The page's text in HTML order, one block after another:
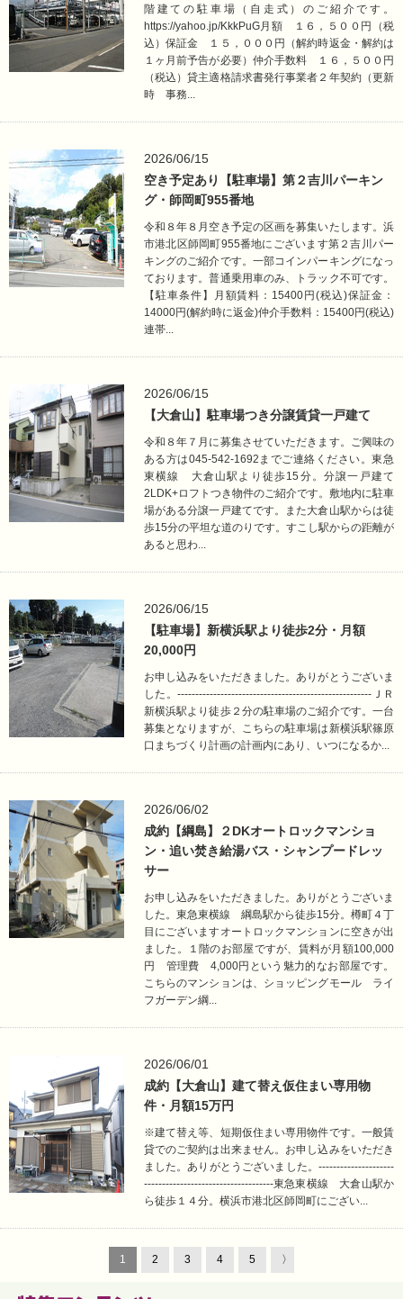
階建ての駐車場（自走式）のご紹介です。
https://yahoo.jp/KkkPuG月額 １６，５００円（税
込）保証金 １５，０００円（解約時返金・解約は
１ヶ月前予告が必要）仲介手数料 １６，５００円
（税込）貸主適格請求書発行事業者２年契約（更新
時 事務...
2026/06/15
空き予定あり【駐車場】第２吉川パーキン
グ・師岡町955番地
令和８年８月空き予定の区画を募集いたします。浜
市港北区師岡町955番地にございます第２吉川パー
キングのご紹介です。一部コインパーキングになっ
ております。普通乗用車のみ、トラック不可です。
【駐車条件】月額賃料：15400円(税込)保証金：
14000円(解約時に返金)仲介手数料：15400円(税込)
連帯...
2026/06/15
【大倉山】駐車場つき分譲賃貸一戸建て
令和８年７月に募集させていただきます。ご興味の
ある方は045-542-1692までご連絡ください。東急
東横線 大倉山駅より徒歩15分。分譲一戸建て
2LDK+ロフトつき物件のご紹介です。敷地内に駐車
場がある分譲一戸建てです。また大倉山駅からは徒
歩15分の平坦な道のりです。すこし駅からの距離が
あると思わ...
2026/06/15
【駐車場】新横浜駅より徒歩2分・月額
20,000円
お申し込みをいただきました。ありがとうございま
した。------------------------------------------------------ＪＲ
新横浜駅より徒歩２分の駐車場のご紹介です。一台
募集となりますが、こちらの駐車場は新横浜駅篠原
口まちづくり計画の計画内にあり、いつになるか...
2026/06/02
成約【綱島】２DKオートロックマンショ
ン・追い焚き給湯バス・シャンプードレッ
サー
お申し込みをいただきました。ありがとうございま
した。東急東横線 綱島駅から徒歩15分。樽町４丁
目にございますオートロックマンションに空きが出
ました。１階のお部屋ですが、賃料が月額100,000
円 管理費 4,000円という魅力的なお部屋です。
こちらのマンションは、ショッピングモール ライ
フガーデン綱...
2026/06/01
成約【大倉山】建て替え仮住まい専用物
件・月額15万円
※建て替え等、短期仮住まい専用物件です。一般賃
貸でのご契約は出来ません。お申し込みをいただき
ました。ありがとうございました。---------------------
------------------------------------東急東横線 大倉山駅か
ら徒歩１４分。横浜市港北区師岡町にござい...
1 2 3 4 5 〉